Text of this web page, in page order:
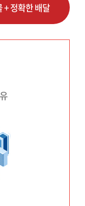
+ 정확한 배달